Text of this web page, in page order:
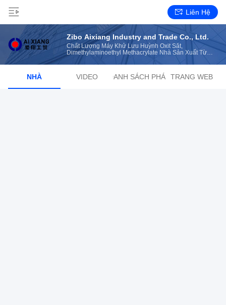
Liên Hệ
Zibo Aixiang Industry and Trade Co., Ltd.
Chất Lượng Máy Khử Lưu Huỳnh Oxit Sắt,
Dimethylaminoethyl Methacrylate Nhà Sản Xuất Từ
NHÀ VIDEO DANH SÁCH PHÁT TRANG WEB